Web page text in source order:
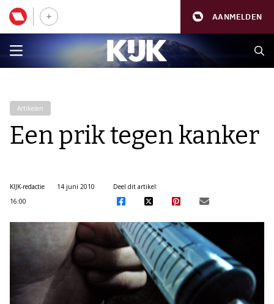
AANMELDEN
Artikelen
Een prik tegen kanker
KIJK-redactie
14 juni 2010
16:00
Deel dit artikel: